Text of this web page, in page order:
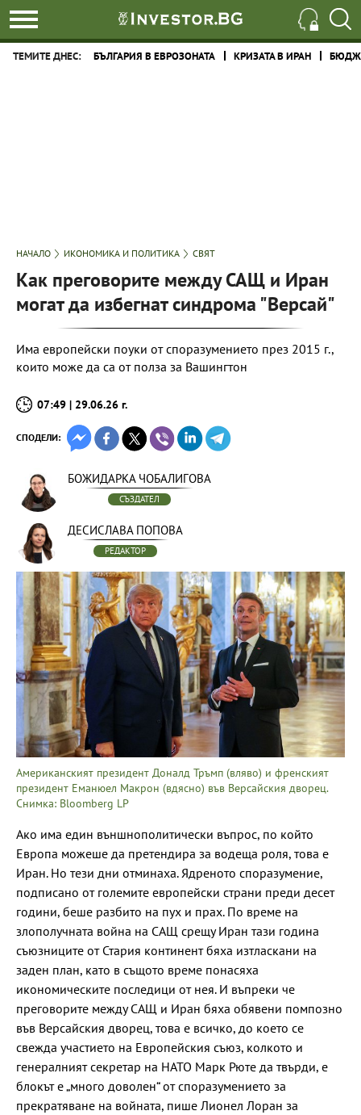
ТЕМИТЕ ДНЕС: БЪЛГАРИЯ В ЕВРОЗОНАТА КРИЗАТА В ИРАН
НАЧАЛО ИКОНОМИКА И ПОЛИТИКА СВЯТ
Как преговорите между САЩ и Иран
могат да избегнат синдрома "Версай"
Има европейски поуки от споразумението през 2015 г.,
които може да са от полза за Вашингтон
07:49 | 29.06.26 г.
СПОДЕЛИ:
БОЖИДАРКА ЧОБАЛИГОВА
СЪЗДАТЕЛ
ДЕСИСЛАВА ПОПОВА
РЕДАКТОР
Американският президент Доналд Тръмп (вляво) и френският
президент Еманюел Макрон (вдясно) във Версайския дворец.
Снимка: Bloomberg LP
Ако има един външнополитически въпрос, по който
Европа можеше да претендира за водеща роля, това е
Иран. Но тези дни отминаха. Ядреното споразумение,
подписано от големите европейски страни преди десет
години, беше разбито на пух и прах. По време на
злополучната война на САЩ срещу Иран тази година
съюзниците от Стария континент бяха изтласкани на
заден план, като в същото време понасяха
икономическите последици от нея. И въпреки че
преговорите между САЩ и Иран бяха обявени помпозно
във Версайския дворец, това е всичко, до което се
свежда участието на Европейския съюз, колкото и
генералният секретар на НАТО Марк Рюте да твърди, е
блокът е „много доволен“ от споразумението за
прекратяване на войната, пише Лионел Лоран за